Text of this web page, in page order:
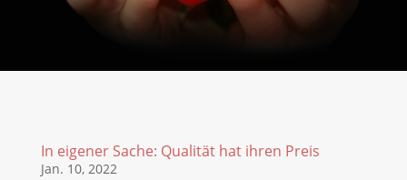
In eigener Sache: Qualität hat ihren Preis
Jan. 10, 2022